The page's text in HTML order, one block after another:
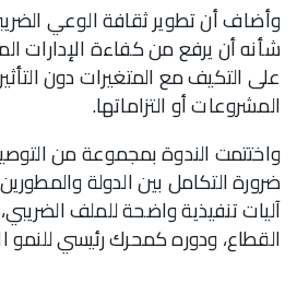
وأضاف أن تطوير ثقافة الوعي
شأنه أن يرفع من كفاءة الإدارات
على التكيف مع المتغيرات دون
المشروعات أو التزاماتها.
واختتمت الندوة بمجموعة من
ضرورة التكامل بين الدولة
آليات تنفيذية واضحة للملف
القطاع، ودوره كمحرك رئيسي